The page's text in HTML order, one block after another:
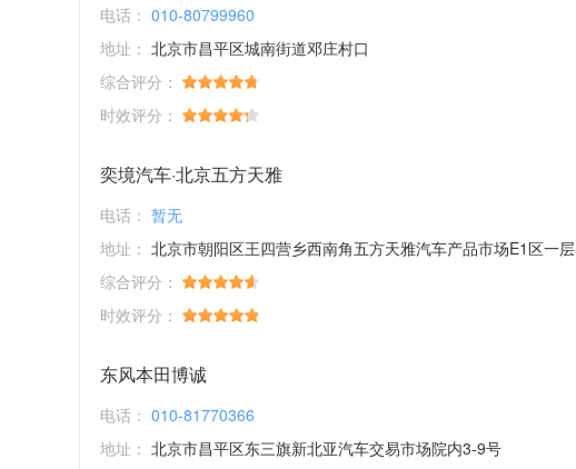
电话： 010-80799960
地址： 北京市昌平区城南街道邓庄村口
综合评分：
时效评分：
奕境汽车·北京五方天雅
电话： 暂无
地址： 北京市朝阳区王四营乡西南角五方天雅汽车产品市场E1区一层
综合评分：
时效评分：
东风本田博诚
电话： 010-81770366
地址： 北京市昌平区东三旗新北亚汽车交易市场院内3-9号